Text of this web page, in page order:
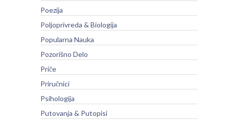
Poezija
Poljoprivreda & Biologija
Popularna Nauka
Pozorišno Delo
Priče
Priručnici
Psihologija
Putovanja & Putopisi